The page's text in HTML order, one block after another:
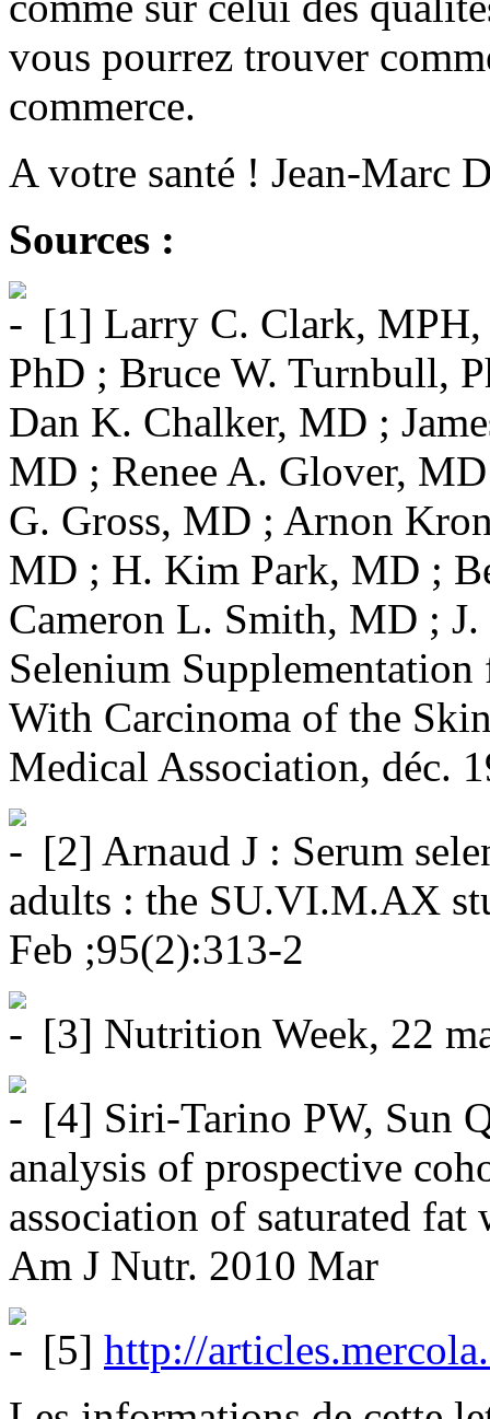
vous pourrez trouver
commerce.
A votre santé ! Jean-Marc
Sources :
[1] Larry C. Clark, MPH,
PhD ; Bruce W. Turnbull,
Dan K. Chalker, MD ;
MD ; Renee A. Glover,
G. Gross, MD ; Arnon
MD ; H. Kim Park, MD ;
Cameron L. Smith, MD ;
Selenium
With Carcinoma of the
Medical Association, déc.
[2] Arnaud J : Serum
adults : the SU.VI.M.AX
Feb ;95(2):313-2
[3] Nutrition Week, 22
[4] Siri-Tarino PW, Sun
analysis of prospective
association of saturated fat
Am J Nutr. 2010 Mar
[5] http://